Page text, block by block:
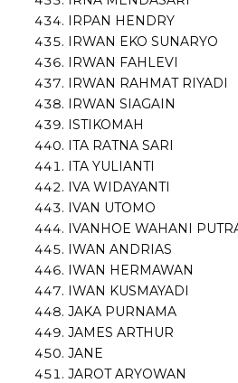
IRPAN HENDRY
IRWAN EKO SUNARYO
IRWAN FAHLEVI
IRWAN RAHMAT RIYADI
IRWAN SIAGAIN
ISTIKOMAH
ITA RATNA SARI
ITA YULIANTI
IVA WIDAYANTI
IVAN UTOMO
IVANHOE WAHANI
IWAN ANDRIAS
IWAN HERMAWAN
IWAN KUSMAYADI
JAKA PURNAMA
JAMES ARTHUR
JANE
JAROT ARYOWAN